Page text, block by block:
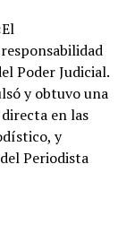
Poder Judicial.
y obtuvo una
en las
y
Periodista